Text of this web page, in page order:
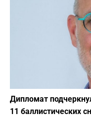
Дипломат
11 баллистических